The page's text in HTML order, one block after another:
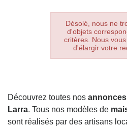
Désolé, nous ne
d'objets
critères. Nous
d'élargir votre
Découvrez toutes nos
Larra. Tous nos modèles de
sont réalisés par des artisans